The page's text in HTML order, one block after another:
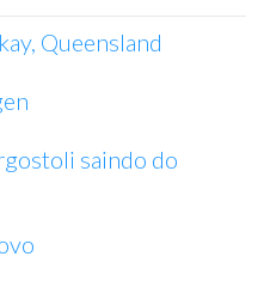
Queensland
saindo do